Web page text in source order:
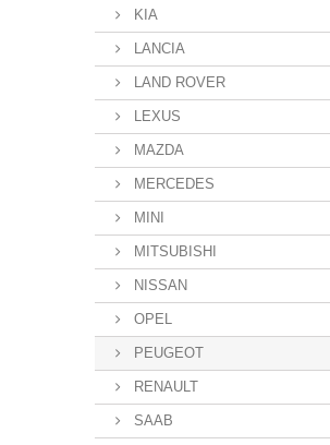
KIA
LANCIA
LAND ROVER
LEXUS
MAZDA
MERCEDES
MINI
MITSUBISHI
NISSAN
OPEL
PEUGEOT
RENAULT
SAAB